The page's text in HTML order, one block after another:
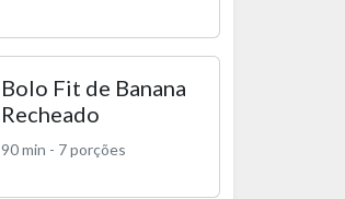
Bolo Fit de Banana
Recheado
90 min - 7 porções